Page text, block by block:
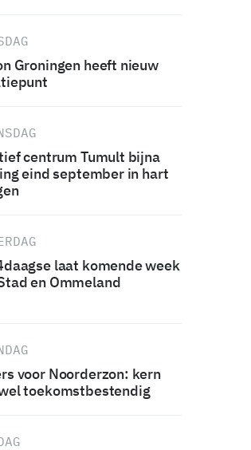
Groningen heeft nieuw
centrum Tumult bijna
eind september in hart
laat komende week
en Ommeland
voor Noorderzon: kern
toekomstbestendig